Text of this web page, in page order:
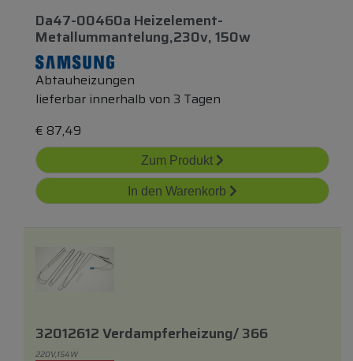
Da47-00460a Heizelement-
Metallummantelung,230v, 150w
Abtauheizungen
lieferbar innerhalb von 3 Tagen
€ 87,49
Zum Produkt
In den Warenkorb
32012612 Verdampferheizung/ 366
220V,154W